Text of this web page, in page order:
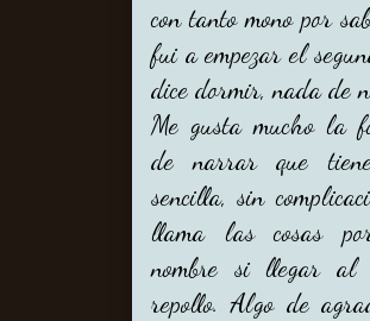
con tanto mono por
fui a empezar el
dice dormir, nada de
Me gusta mucho la
de narrar que
sencilla, sin
llama las cosas
nombre si llegar al
repollo. Algo de